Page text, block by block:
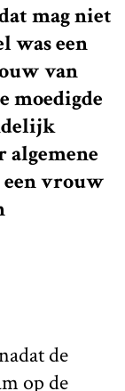
mag niet
was een
van
moedigde
algemene
vrouw
de
op de